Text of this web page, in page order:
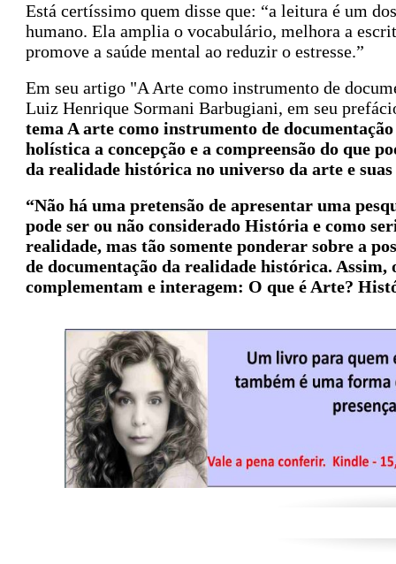
Está certíssimo quem disse que: “a leitura é um
humano. Ela amplia o vocabulário, melhora a
promove a saúde mental ao reduzir o estresse.”
Em seu artigo "A Arte como instrumento de
Luiz Henrique Sormani Barbugiani, em seu
tema A arte como instrumento de
holística a concepção e a compreensão do que
da realidade histórica no universo da arte e
“Não há uma pretensão de apresentar uma
pode ser ou não considerado História e como
realidade, mas tão somente ponderar sobre a
de documentação da realidade histórica. Assim,
complementam e interagem: O que é Arte?